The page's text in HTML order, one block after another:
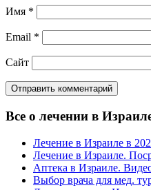
Имя *
Email *
Сайт
Все о лечении в
Лечение в Израиле в
Лечение в Израиле.
Аптека в Израиле.
Выбор врача для мед.